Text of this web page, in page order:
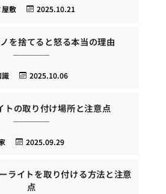
2025.10.21
屋敷
を捨てると怒る本当の理由
2025.10.06
識
トの取り付け場所と注意点
2025.09.29
ライトを取り付ける方法と注意
点